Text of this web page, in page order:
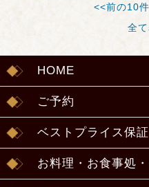
<<前の10件
全
HOME
ご予約
ベストプライス保証
お料理・お食事処